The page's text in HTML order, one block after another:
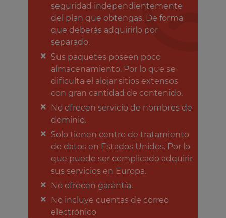
seguridad independientemente
del plan que obtengas. De forma
que deberás adquirirlo por
separado.
Sus paquetes poseen poco
almacenamiento. Por lo que se
dificulta el alojar sitios extensos
con gran cantidad de contenido.
No ofrecen servicio de nombres de
dominio.
Solo tienen centro de tratamiento
de datos en Estados Unidos. Por lo
que puede ser complicado adquirir
sus servicios en Europa.
No ofrecen garantía.
No incluye cuentas de correo
electrónico